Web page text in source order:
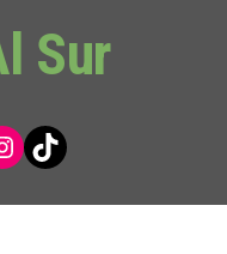
Sur
TikTok